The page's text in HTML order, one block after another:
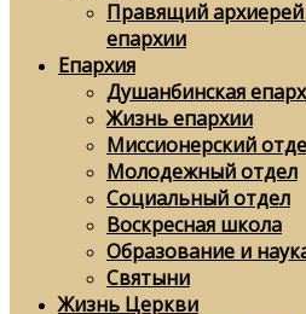
Правящий
епархии
Епархия
Душанбинская
Жизнь епархии
Миссионерский
Молодежный отдел
Социальный отдел
Воскресная школа
Образование и
Святыни
Жизнь Церкви